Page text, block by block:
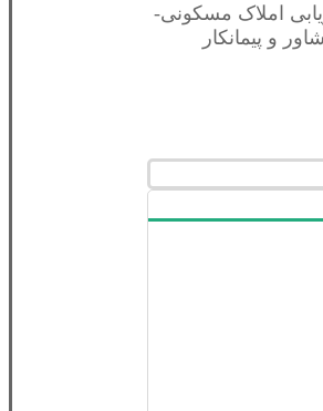
املاک مسکونی-
و پیمانکار